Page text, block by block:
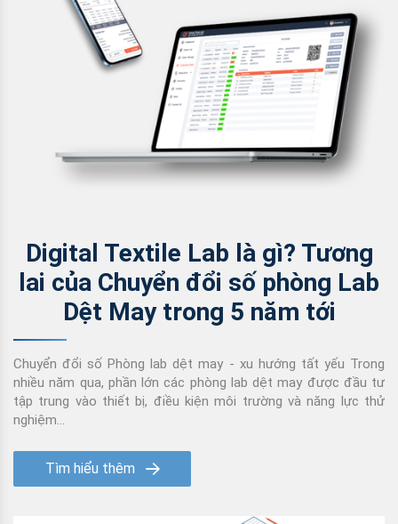
Digital Textile Lab là gì? Tương
lai của Chuyển đổi số phòng Lab
Dệt May trong 5 năm tới
Chuyển đổi số Phòng lab dệt may - xu hướng tất yếu Trong
nhiều năm qua, phần lớn các phòng lab dệt may được đầu tư
tập trung vào thiết bị, điều kiện môi trường và năng lực thử
nghiệm...
Tìm hiểu thêm